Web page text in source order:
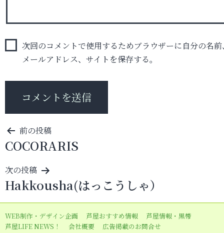
次回のコメントで使用するためブラウザーに自分の名前
メールアドレス、サイトを保存する。
投
稿
ナ
ビ
ゲ
ー
シ
前の投稿
COCORARIS
次の投稿
Hakkousha(はっこうしゃ）
WEB制作・デザイン企画 芦屋おすすめ情報
芦屋情報・黒帯
芦屋LIFE NEWS！
会社概要 広告掲載のお問合せ